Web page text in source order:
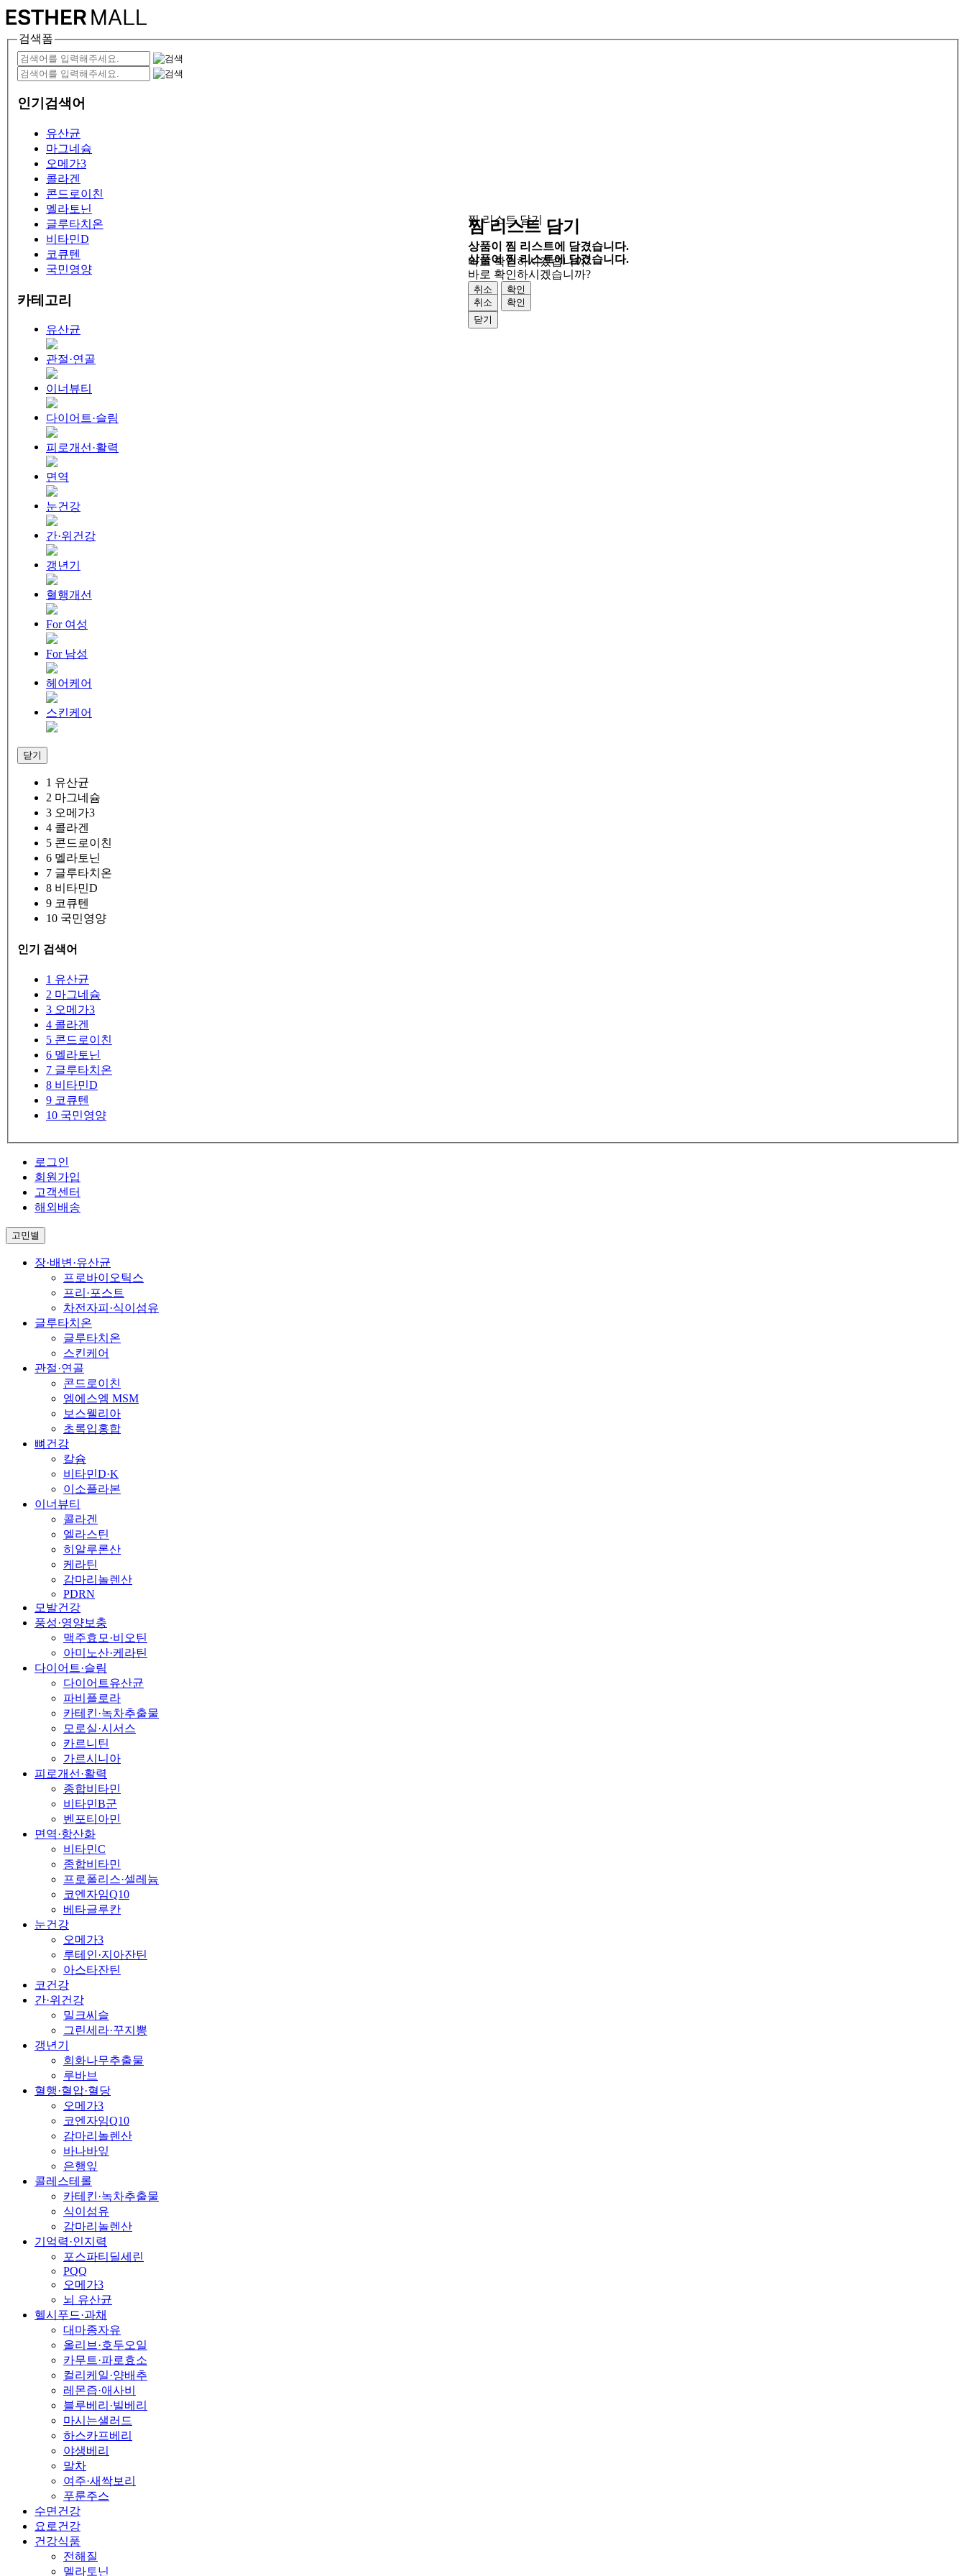
검색폼
인기검색어
유산균
마그네슘
오메가3
콜라겐
콘드로이친
멜라토닌
글루타치온
비타민D
코큐텐
국민영양
카테고리
유산균
관절·연골
이너뷰티
다이어트·슬림
피로개선·활력
면역
눈건강
간·위건강
갱년기
혈행개선
For 여성
For 남성
헤어케어
스킨케어
닫기
1 유산균
2 마그네슘
3 오메가3
4 콜라겐
5 콘드로이친
6 멜라토닌
7 글루타치온
8 비타민D
9 코큐텐
10 국민영양
인기 검색어
1 유산균
2 마그네슘
3 오메가3
4 콜라겐
5 콘드로이친
6 멜라토닌
7 글루타치온
8 비타민D
9 코큐텐
10 국민영양
로그인
회원가입
고객센터
해외배송
고민별
장·배변·유산균
프로바이오틱스
프리·포스트
차전자피·식이섬유
글루타치온
글루타치온
스킨케어
관절·연골
콘드로이친
엠에스엠 MSM
보스웰리아
초록입홍합
뼈건강
칼슘
비타민D·K
이소플라본
이너뷰티
콜라겐
엘라스틴
히알루론산
케라틴
감마리놀렌산
PDRN
모발건강
풍성·영양보충
맥주효모·비오틴
아미노산·케라틴
다이어트·슬림
다이어트유산균
파비플로라
카테킨·녹차추출물
모로실·시서스
카르니틴
가르시니아
피로개선·활력
종합비타민
비타민B군
벤포티아민
면역·항산화
비타민C
종합비타민
프로폴리스·셀레늄
코엔자임Q10
베타글루칸
눈건강
오메가3
루테인·지아잔틴
아스타잔틴
코건강
간·위건강
밀크씨슬
그린세라·꾸지뽕
갱년기
회화나무추출물
루바브
혈행·혈압·혈당
오메가3
코엔자임Q10
감마리놀렌산
바나바잎
은행잎
콜레스테롤
카테킨·녹차추출물
식이섬유
감마리놀렌산
기억력·인지력
포스파티딜세린
PQQ
오메가3
뇌 유산균
헬시푸드·과채
대마종자유
올리브·호두오일
카무트·파로효소
컬리케일·양배추
레몬즙·애사비
블루베리·빌베리
마시는샐러드
하스카프베리
야생베리
말차
여주·새싹보리
푸룬주스
수면건강
요로건강
건강식품
전해질
멜라토닌
찜 리스트 담기
상품이 찜 리스트에 담겼습니다.
바로 확인하시겠습니까?
취소
확인
닫기
찜 리스트 담기
상품이 찜 리스트에 담겼습니다.
바로 확인하시겠습니까?
취소
확인
닫기